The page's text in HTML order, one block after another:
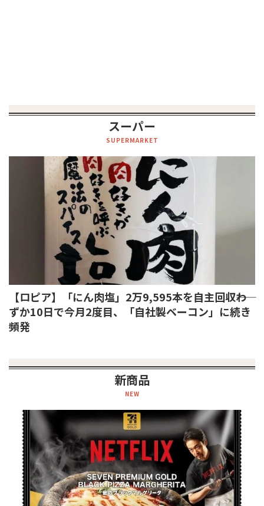
スーパー
SUPERMARKET
【ロピア】「にん肉塩」2万9,595本を自主回収――わ
ずか10日で今月2度目、「自社製ベーコン」に続き
頻発
新商品
NEW